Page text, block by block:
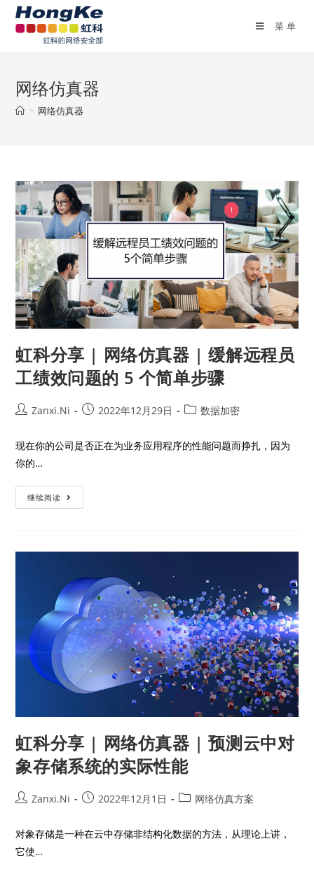
菜单
网络仿真器
> 网络仿真器
虹科分享 | 网络仿真器 | 缓解远程员
工绩效问题的 5 个简单步骤
Zanxi.Ni 2022年12月29日 数据加密
现在你的公司是否正在为业务应用程序的性能问题而挣扎，因为
你的…
继续阅读
虹科分享 | 网络仿真器 | 预测云中对
象存储系统的实际性能
Zanxi.Ni 2022年12月1日 网络仿真方案
对象存储是一种在云中存储非结构化数据的方法，从理论上讲，
它使…